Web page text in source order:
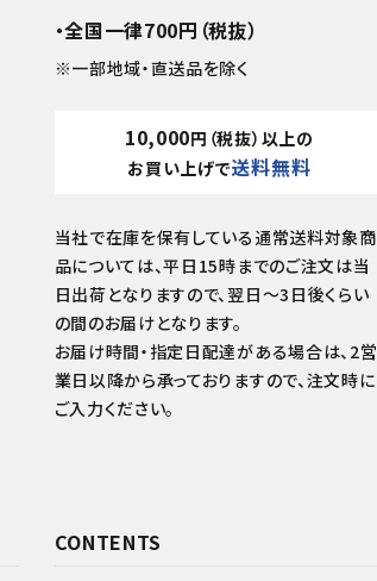
・全国一律700円（税抜）
※一部地域・直送品を除く
10,000円（税抜）以上の
お買い上げで送料無料
当社で在庫を保有している通常送料対象商
品については、平日15時までのご注文は当
日出荷となりますので、翌日～3日後くらい
の間のお届けとなります。
お届け時間・指定日配達がある場合は、2営
業日以降から承っておりますので、注文時に
ご入力ください。
CONTENTS